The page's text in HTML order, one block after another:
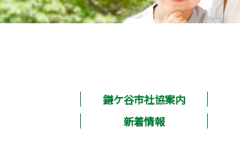
鎌ケ谷市社協案内
新着情報